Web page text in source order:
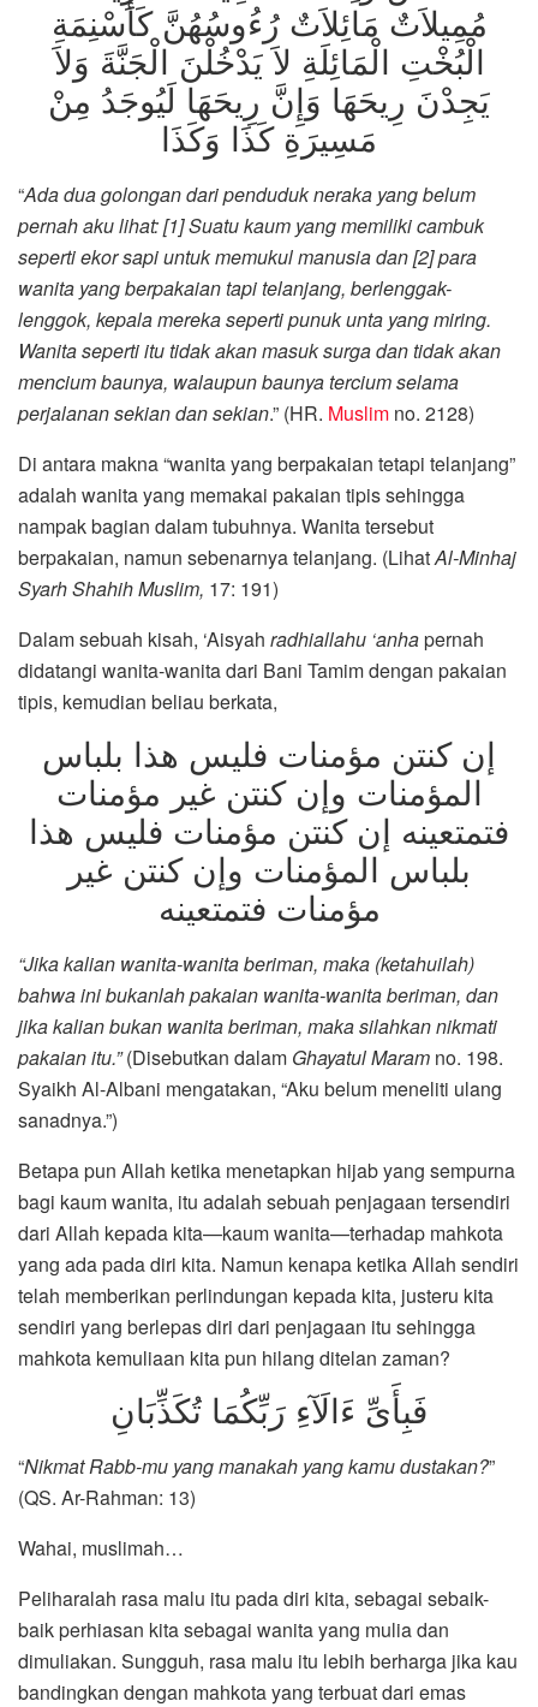
مُمِيلاَتٌ مَائِلاَتٌ رُءُوسُهُنَّ كَأَسْنِمَةِ
الْبُخْتِ الْمَائِلَةِ لاَ يَدْخُلْنَ الْجَنَّةَ وَلاَ
يَجِدْنَ رِيحَهَا وَإِنَّ رِيحَهَا لَيُوجَدُ مِنْ
مَسِيرَةِ كَذَا وَكَذَا
“Ada dua golongan dari penduduk neraka yang belum
pernah aku lihat: [1] Suatu kaum yang memiliki cambuk
seperti ekor sapi untuk memukul manusia dan [2] para
wanita yang berpakaian tapi telanjang, berlenggak-
lenggok, kepala mereka seperti punuk unta yang miring.
Wanita seperti itu tidak akan masuk surga dan tidak akan
mencium baunya, walaupun baunya tercium selama
perjalanan sekian dan sekian.” (HR. Muslim no. 2128)
Di antara makna “wanita yang berpakaian tetapi telanjang”
adalah wanita yang memakai pakaian tipis sehingga
nampak bagian dalam tubuhnya. Wanita tersebut
berpakaian, namun sebenarnya telanjang. (LihatAl-Minhaj
Syarh Shahih Muslim, 17: 191)
Dalam sebuah kisah, ‘Aisyah radhiallahu ‘anhapernah
didatangi wanita-wanita dari Bani Tamim dengan pakaian
tipis, kemudian beliau berkata,
إن كنتن مؤمنات فليس هذا بلباس
المؤمنات وإن كنتن غير مؤمنات
فتمتعينه إن كنتن مؤمنات فليس هذا
بلباس المؤمنات وإن كنتن غير
مؤمنات فتمتعينه
“Jika kalian wanita-wanita beriman, maka (ketahuilah)
bahwa ini bukanlah pakaian wanita-wanita beriman, dan
jika kalian bukan wanita beriman, maka silahkan nikmati
pakaian itu.”(Disebutkan dalam Ghayatul Maram no. 198.
Syaikh Al-Albani mengatakan, “Aku belum meneliti ulang
sanadnya.”)
Betapa pun Allah ketika menetapkan hijab yang sempurna
bagi kaum wanita, itu adalah sebuah penjagaan tersendiri
dari Allah kepada kita—kaum wanita—terhadap mahkota
yang ada pada diri kita. Namun kenapa ketika Allah sendiri
telah memberikan perlindungan kepada kita, justeru kita
sendiri yang berlepas diri dari penjagaan itu sehingga
mahkota kemuliaan kita pun hilang ditelan zaman?
فَبِأَىِّ ءَالَآءِ رَبِّكُمَا تُكَذِّبَانِ
“Nikmat Rabb-mu yang manakah yang kamu dustakan?”
(QS. Ar-Rahman: 13)
Wahai, muslimah…
Peliharalah rasa malu itu pada diri kita, sebagai sebaik-
baik perhiasan kita sebagai wanita yang mulia dan
dimuliakan. Sungguh, rasa malu itu lebih berharga jika kau
bandingkan dengan mahkota yang terbuat dari emas